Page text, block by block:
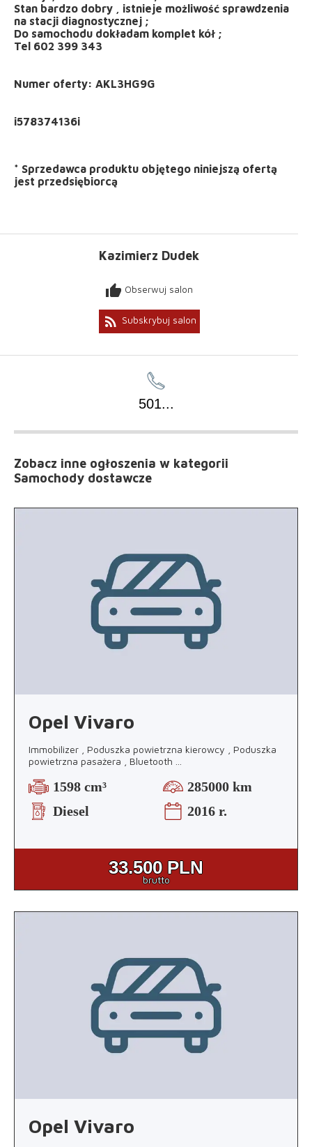
Stan bardzo dobry , istnieje możliwość sprawdzenia
na stacji diagnostycznej ;
Do samochodu dokładam komplet kół ;
Tel 602 399 343
Numer oferty: AKL3HG9G
* Sprzedawca produktu objętego niniejszą ofertą
jest przedsiębiorcą
Kazimierz Dudek
thumb_up Obserwuj salon
rss_feed Subskrybuj salon
501...
Zobacz inne ogłoszenia w kategorii
Samochody dostawcze
Opel Vivaro
Immobilizer , Poduszka powietrzna kierowcy , Poduszka
powietrzna pasażera , Bluetooth
1598 cm³
285000 km
Diesel
2016 r.
33.500 PLN
brutto
Opel Vivaro